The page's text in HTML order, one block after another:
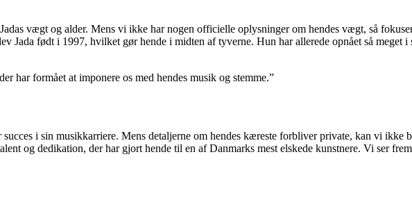
vægt og alder. Mens vi ikke har nogen officielle oplysninger om hendes vægt, så
Jada født i 1997, hvilket gør hende i midten af tyverne. Hun har allerede opnået så
har formået at imponere os med hendes musik og stemme.”
succes i sin musikkarriere. Mens detaljerne om hendes kæreste forbliver private, kan vi
og dedikation, der har gjort hende til en af Danmarks mest elskede kunstnere. Vi ser